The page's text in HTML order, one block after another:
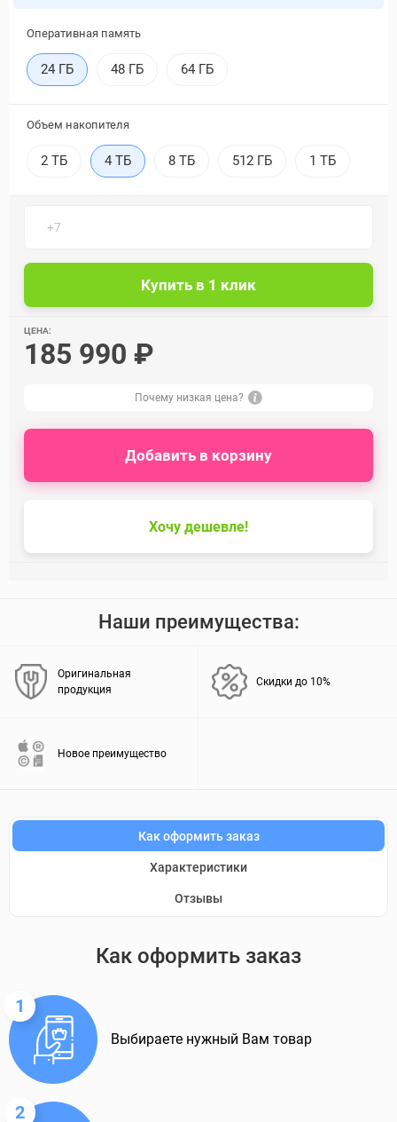
Оперативная память
24 ГБ 48 ГБ 64 ГБ
Объем накопителя
2 ТБ 4 ТБ 8 ТБ 512 ГБ 1 ТБ
ЦЕНА:
185 990 ₽
Почему низкая цена?
Хочу дешевле!
Добавить в корзину
Наши преимущества:
Оригинальная
продукция
Скидки до 10%
Новое преимущество
Как оформить заказ
Характеристики
Отзывы
Как оформить заказ
1
Выбираете нужный Вам товар
2